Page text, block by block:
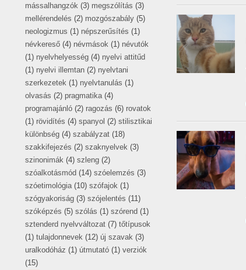
mássalhangzók (3) megszólítás (3)
mellérendelés (2) mozgószabály (5)
neologizmus (1) népszerűsítés (1)
névkereső (4) névmások (1) névutók
(1) nyelvhelyesség (4) nyelvi attitűd
(1) nyelvi illemtan (2) nyelvtani
szerkezetek (1) nyelvtanulás (1)
olvasás (2) pragmatika (4)
programajánló (2) ragozás (6) rovatok
(1) rövidítés (4) spanyol (2) stilisztikai
különbség (4) szabályzat (18)
szakkifejezés (2) szaknyelvek (3)
szinonimák (4) szleng (2)
szóalkotásmód (14) szóelemzés (3)
szóetimológia (10) szófajok (1)
szógyakoriság (3) szójelentés (11)
szóképzés (5) szólás (1) szórend (1)
sztenderd nyelvváltozat (7) tőtípusok
(1) tulajdonnevek (12) új szavak (3)
uralkodóház (1) útmutató (1) verziók
(15)